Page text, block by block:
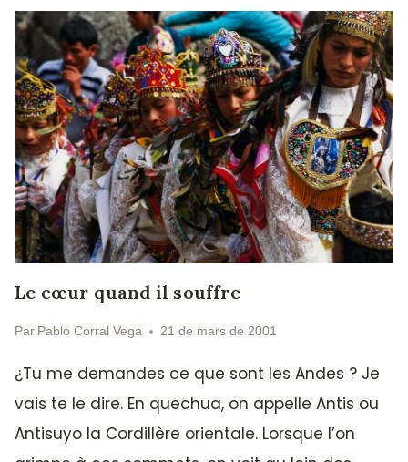
Le cœur quand il souffre
Par Pablo Corral Vega 21 de mars de 2001
¿Tu me demandes ce que sont les Andes ? Je
vais te le dire. En quechua, on appelle Antis ou
Antisuyo la Cordillère orientale. Lorsque l’on